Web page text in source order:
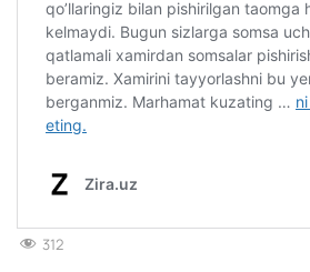
312